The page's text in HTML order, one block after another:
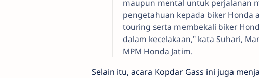
maupun mental untuk perjalanan
pengetahuan kepada biker Honda
touring serta membekali biker
dalam kecelakaan," kata Suhari,
MPM Honda Jatim.
Selain itu, acara Kopdar Gass ini juga